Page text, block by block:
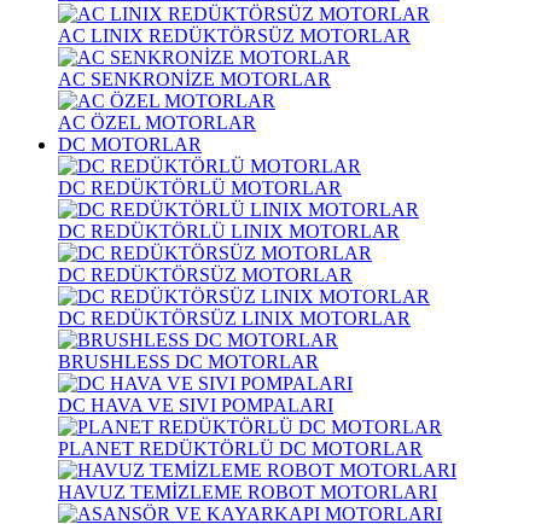
AC LINIX REDÜKTÖRSÜZ MOTORLAR
AC SENKRONİZE MOTORLAR
AC ÖZEL MOTORLAR
DC MOTORLAR
DC REDÜKTÖRLÜ MOTORLAR
DC REDÜKTÖRLÜ LINIX MOTORLAR
DC REDÜKTÖRSÜZ MOTORLAR
DC REDÜKTÖRSÜZ LINIX MOTORLAR
BRUSHLESS DC MOTORLAR
DC HAVA VE SIVI POMPALARI
PLANET REDÜKTÖRLÜ DC MOTORLAR
HAVUZ TEMİZLEME ROBOT MOTORLARI